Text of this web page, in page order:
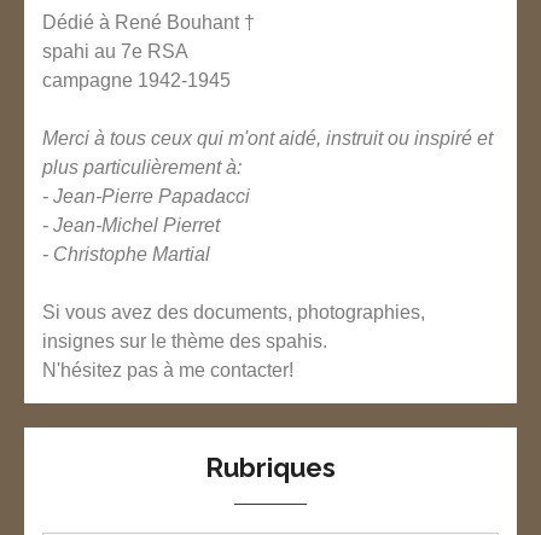
Dédié à René Bouhant †
spahi au 7e RSA
campagne 1942-1945
Merci à tous ceux qui m'ont aidé, instruit ou inspiré et
plus particulièrement à:
- Jean-Pierre Papadacci
- Jean-Michel Pierret
- Christophe Martial
Si vous avez des documents, photographies,
insignes sur le thème des spahis.
N'hésitez pas à me contacter!
Rubriques